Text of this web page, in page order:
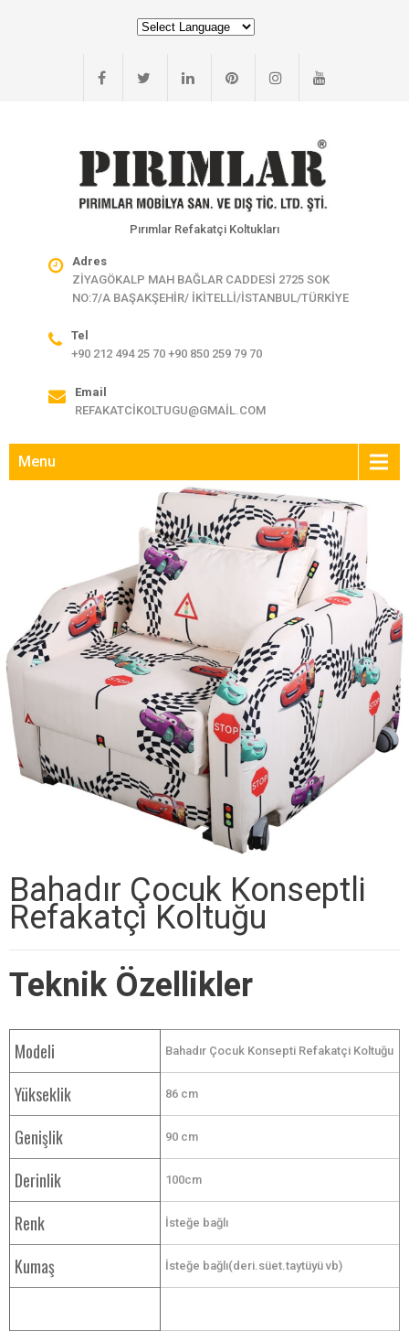
Pırımlar Refakatçi Koltukları
Adres
ZİYAGÖKALP MAH BAĞLAR CADDESİ 2725 SOK
NO:7/A BAŞAKŞEHİR/ İKİTELLİ/İSTANBUL/TÜRKİYE
Tel
+90 212 494 25 70 +90 850 259 79 70
Email
REFAKATCIKOLTUGU@GMAIL.COM
Menu
Bahadır Çocuk Konseptli
Refakatçi Koltuğu
Teknik Özellikler
Modeli Bahadır Çocuk Konsepti Refakatçi Koltuğu
Yükseklik 86 cm
Genişlik 90 cm
Derinlik 100cm
Renk İsteğe bağlı
Kumaş İsteğe bağlı(deri.süet.taytüyü vb)